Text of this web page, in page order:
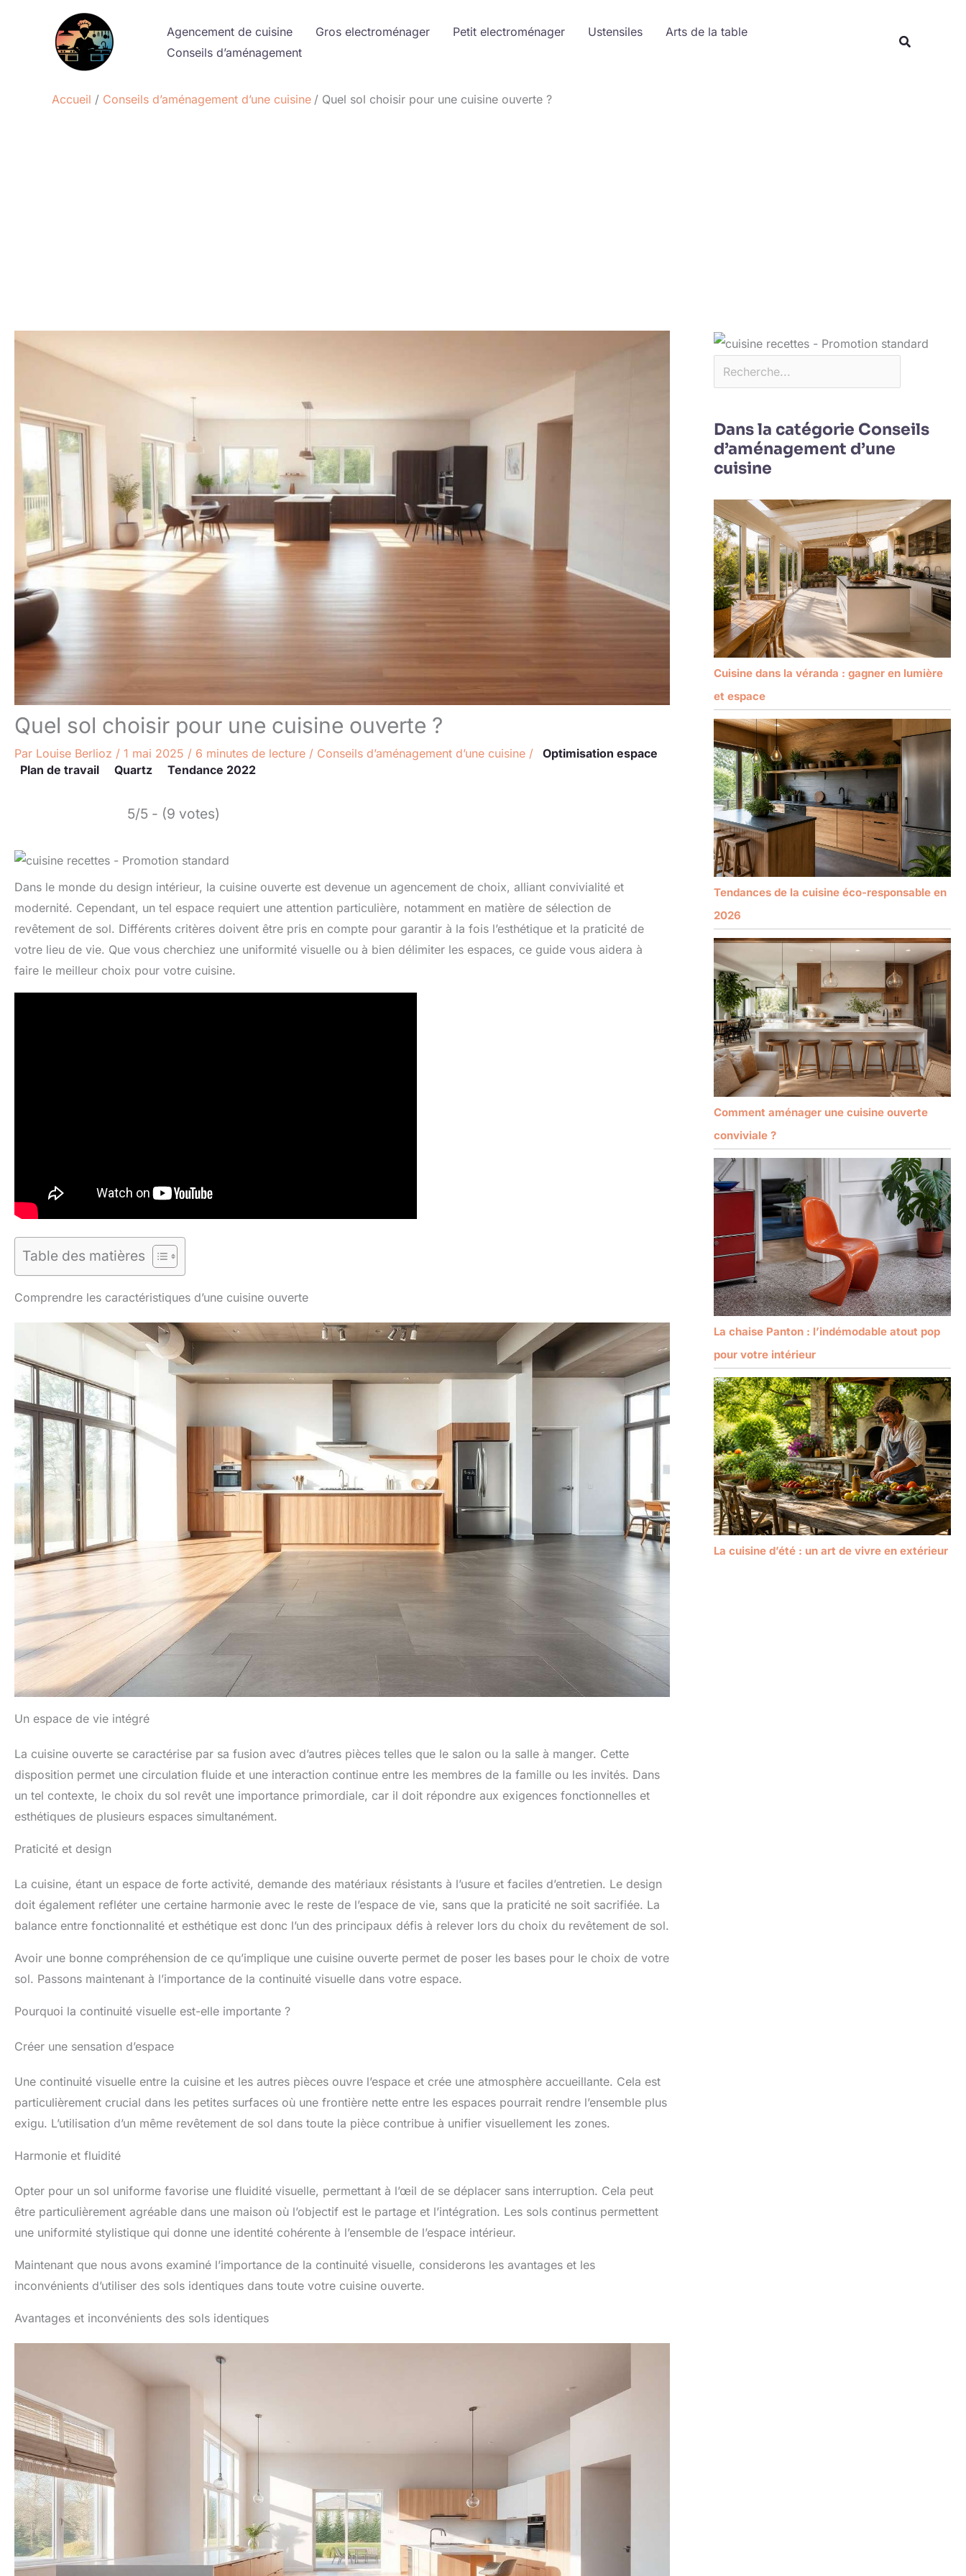
Agencement de cuisine Gros electroménager Petit electroménager Ustensiles
Arts de la table
Conseils d’aménagement
Accueil Conseils d’aménagement d’une cuisine Quel sol choisir pour une cuisine ouverte ?
Quel sol choisir pour une cuisine ouverte ?
Par Louise Berlioz / 1 mai 2025 / 6 minutes de lecture / Conseils d’aménagement d’une cuisine /
Optimisation espace
Plan de travail
Quartz Tendance 2022
5/5 - (9 votes)
Dans le monde du design intérieur, la cuisine ouverte est devenue un agencement de choix, alliant convivialité et
modernité. Cependant, un tel espace requiert une attention particulière, notamment en matière de sélection de
revêtement de sol. Différents critères doivent être pris en compte pour garantir à la fois l’esthétique et la praticité de
votre lieu de vie. Que vous cherchiez une uniformité visuelle ou à bien délimiter les espaces, ce guide vous aidera à
faire le meilleur choix pour votre cuisine.
Table des matières
Comprendre les caractéristiques d’une cuisine ouverte
Un espace de vie intégré
La cuisine ouverte se caractérise par sa fusion avec d’autres pièces telles que le salon ou la salle à manger. Cette
disposition permet une circulation fluide et une interaction continue entre les membres de la famille ou les invités. Dans
un tel contexte, le choix du sol revêt une importance primordiale, car il doit répondre aux exigences fonctionnelles et
esthétiques de plusieurs espaces simultanément.
Praticité et design
La cuisine, étant un espace de forte activité, demande des matériaux résistants à l’usure et faciles d’entretien. Le design
doit également refléter une certaine harmonie avec le reste de l’espace de vie, sans que la praticité ne soit sacrifiée. La
balance entre fonctionnalité et esthétique est donc l’un des principaux défis à relever lors du choix du revêtement de sol.
Avoir une bonne compréhension de ce qu’implique une cuisine ouverte permet de poser les bases pour le choix de votre
sol. Passons maintenant à l’importance de la continuité visuelle dans votre espace.
Pourquoi la continuité visuelle est-elle importante ?
Créer une sensation d’espace
Une continuité visuelle entre la cuisine et les autres pièces ouvre l’espace et crée une atmosphère accueillante. Cela est
particulièrement crucial dans les petites surfaces où une frontière nette entre les espaces pourrait rendre l’ensemble plus
exigu. L’utilisation d’un même revêtement de sol dans toute la pièce contribue à unifier visuellement les zones.
Harmonie et fluidité
Opter pour un sol uniforme favorise une fluidité visuelle, permettant à l’œil de se déplacer sans interruption. Cela peut
être particulièrement agréable dans une maison où l’objectif est le partage et l’intégration. Les sols continus permettent
une uniformité stylistique qui donne une identité cohérente à l’ensemble de l’espace intérieur.
Maintenant que nous avons examiné l’importance de la continuité visuelle, considerons les avantages et les
inconvénients d’utiliser des sols identiques dans toute votre cuisine ouverte.
Avantages et inconvénients des sols identiques
Dans la catégorie Conseils
d’aménagement d’une
cuisine
Cuisine dans la véranda : gagner en lumière
et espace
Tendances de la cuisine éco-responsable en
2026
Comment aménager une cuisine ouverte
conviviale ?
La chaise Panton : l’indémodable atout pop
pour votre intérieur
La cuisine d’été : un art de vivre en extérieur